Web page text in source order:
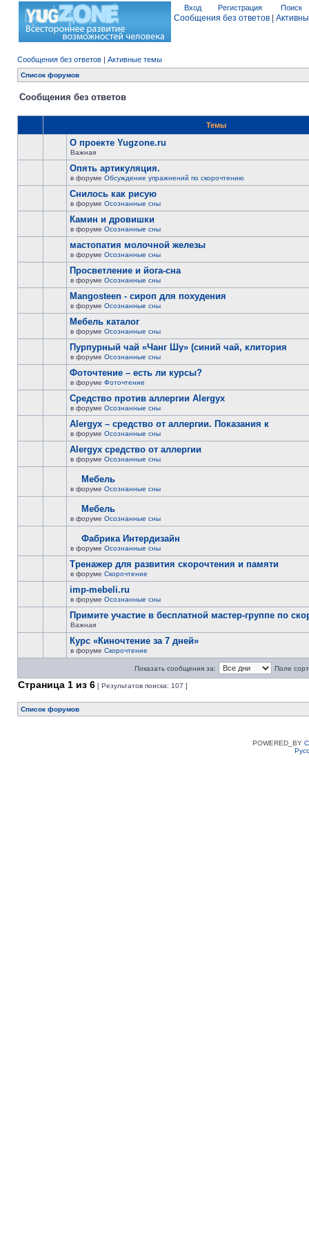
Вход Регистрация Поиск
Сообщения без ответов
Сообщения без ответов | Активные темы
Список форумов
Сообщения без ответов
Темы
О проекте Yugzone.ru
Важная
Опять артикуляция.
в форуме Обсуждение упражнений по скорочтению
Снилось как рисую
в форуме Осознанные сны
Камин и дровишки
в форуме Осознанные сны
мастопатия молочной железы
в форуме Осознанные сны
Просветление и йога-сна
в форуме Осознанные сны
Mangosteen - сироп для похудения
в форуме Осознанные сны
Мебель каталог
в форуме Осознанные сны
Пурпурный чай «Чанг Шу» (синий чай, клитория
в форуме Осознанные сны
Фоточтение – есть ли курсы?
в форуме Фоточтение
Cредство против аллергии Alergyx
в форуме Осознанные сны
Alergyx – средство от аллергии. Показания к
в форуме Осознанные сны
Alergyx средство от аллергии
в форуме Осознанные сны
Мебель
в форуме Осознанные сны
Мебель
в форуме Осознанные сны
Фабрика Интердизайн
в форуме Осознанные сны
Тренажер для развития скорочтения и памяти
в форуме Скорочтение
imp-mebeli.ru
в форуме Осознанные сны
Примите участие в бесплатной мастер-группе по
Важная
Курс «Киночтение за 7 дней»
в форуме Скорочтение
Показать сообщения за: Поле
Страница 1 из 6 [ Результатов поиска: 107 ]
Список форумов
POWERED_BY